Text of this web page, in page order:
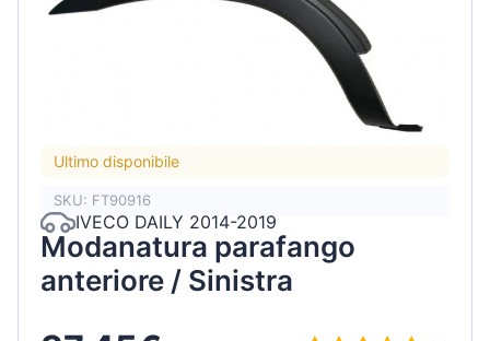
Ultimo disponibile
SKU: FT90916
IVECO DAILY 2014-2019
Modanatura parafango
anteriore / Sinistra